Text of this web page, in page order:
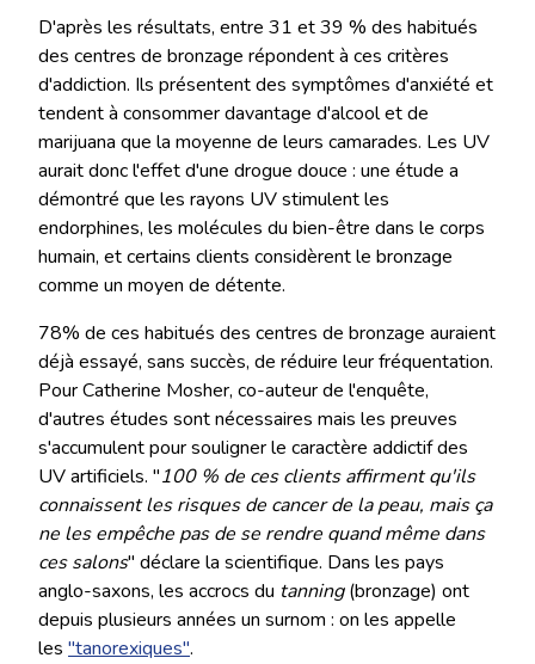
D'après les résultats, entre 31 et 39 % des habitués
des centres de bronzage répondent à ces critères
d'addiction. Ils présentent des symptômes d'anxiété et
tendent à consommer davantage d'alcool et de
marijuana que la moyenne de leurs camarades. Les UV
aurait donc l'effet d'une drogue douce : une étude a
démontré que les rayons UV stimulent les
endorphines, les molécules du bien-être dans le corps
humain, et certains clients considèrent le bronzage
comme un moyen de détente.
78% de ces habitués des centres de bronzage auraient
déjà essayé, sans succès, de réduire leur fréquentation.
Pour Catherine Mosher, co-auteur de l'enquête,
d'autres études sont nécessaires mais les preuves
s'accumulent pour souligner le caractère addictif des
UV artificiels. "100 % de ces clients affirment qu'ils
connaissent les risques de cancer de la peau, mais ça
ne les empêche pas de se rendre quand même dans
ces salons" déclare la scientifique. Dans les pays
anglo-saxons, les accrocs du tanning(bronzage) ont
depuis plusieurs années un surnom : on les appelle
les "tanorexiques".